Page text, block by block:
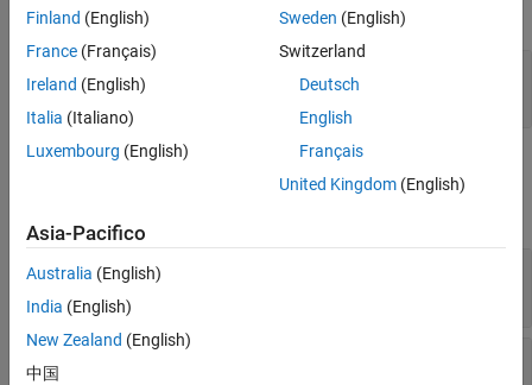
expand all
character vector
Properties
Name—Loader name
Finland (English)
France (Français)
Ireland (English)
Italia (Italiano)
Luxembourg (English)
Sweden (English)
Switzerland
Deutsch
English
Français
United Kingdom(English)
Asia-Pacifico
Australia (English)
India (English)
New Zealand (English)
中国